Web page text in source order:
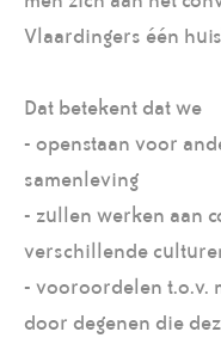
Vlaardingers één
Dat betekent dat we
- openstaan voor
samenleving
- zullen werken aan
verschillende
- vooroordelen t.o.v.
door degenen die